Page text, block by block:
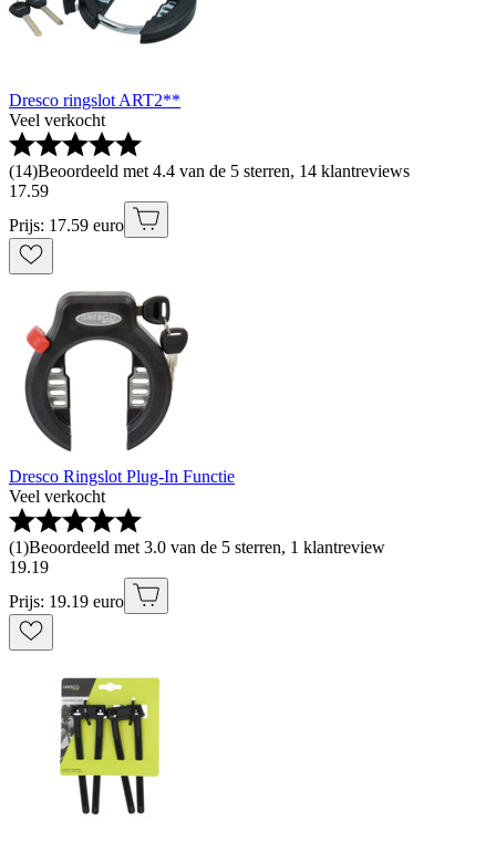
Dresco ringslot ART2**
Veel verkocht
(14)Beoordeeld met 4.4 van de 5 sterren, 14 klantreviews
17.59
Prijs: 17.59 euro
Dresco Ringslot Plug-In Functie
Veel verkocht
(1)Beoordeeld met 3.0 van de 5 sterren, 1 klantreview
19.19
Prijs: 19.19 euro